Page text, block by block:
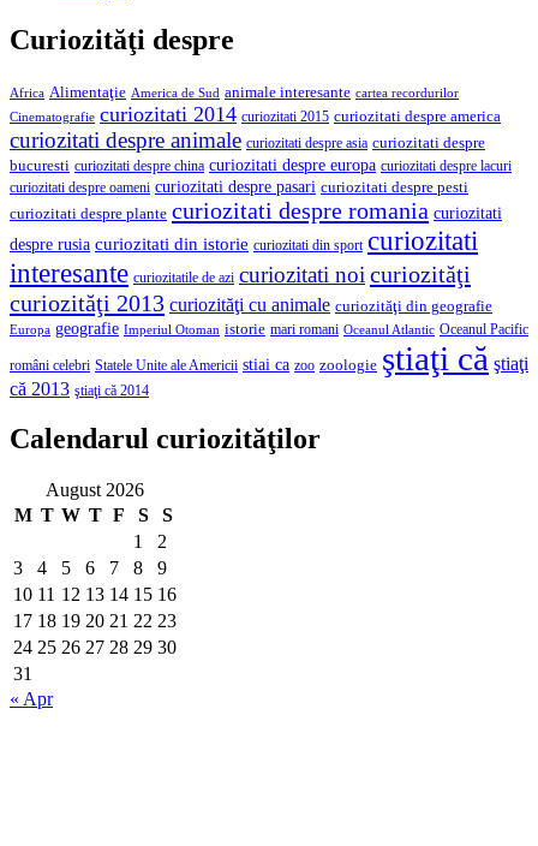
Curiozităţi despre
Africa Alimentaţie America de Sud animale interesante cartea recordurilor
Cinematografie curiozitati 2014 curiozitati 2015 curiozitati despre america
curiozitati despre animale curiozitati despre asia curiozitati despre
bucuresti curiozitati despre china curiozitati despre europa curiozitati despre lacuri
curiozitati despre oameni curiozitati despre pasari curiozitati despre pesti
curiozitati despre plante curiozitati despre romania curiozitati
despre rusia curiozitati din istorie curiozitati din sport curiozitati
interesante curiozitatile de azi curiozitati noi curiozităţi
curiozităţi 2013 curiozităţi cu animale curiozităţi din geografie
Europa geografie Imperiul Otoman istorie mari romani Oceanul Atlantic Oceanul Pacific
români celebri Statele Unite ale Americii stiai ca zoo zoologie ştiaţi că ştiaţi
că 2013 ştiaţi că 2014
Calendarul curiozităţilor
August 2026
M T W T F S
S
1
2
3
4 5 6 7 8
9
10 11 12 13 14 15 16
17 18 19 20 21 22 23
24 25 26 27 28 29 30
31
« Apr